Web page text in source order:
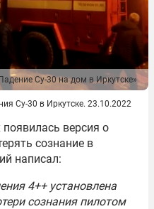
Су-30 на дом в Иркутске»
Су-30 в Иркутске. 23.10.2022
появилась версия о
сознание в
написал:
4++ установлена
сознания пилотом